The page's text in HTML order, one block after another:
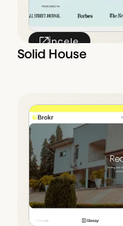
İncele
Solid House